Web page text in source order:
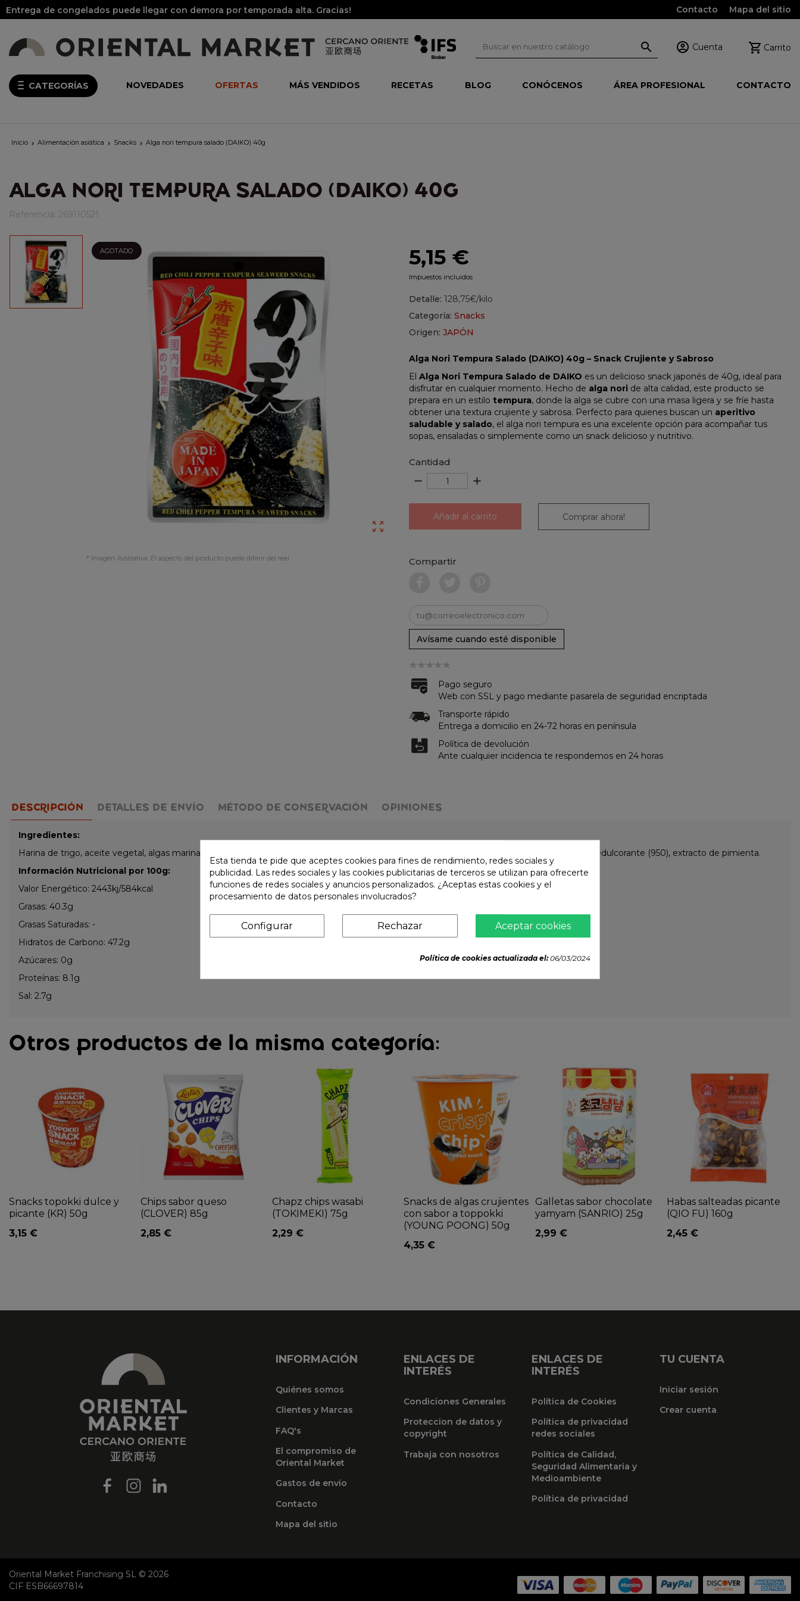
Entrega de congelados puede llegar con demora por temporada alta. Gracias! Contacto Mapa del sitio
  Cuenta  Carrito
CATEGORÍAS NOVEDADES OFERTAS MÁS VENDIDOS RECETAS BLOG CONÓCENOS ÁREA PROFESIONAL CONTACTO
Inicio  Alimentación asiática  Snacks  Alga nori tempura salado (DAIKO) 40g
ALGA NORI TEMPURA SALADO (DAIKO) 40G
Referencia: 269110521
AGOTADO

* Imagen ilustrativa. El aspecto del producto puede diferir del real.
5,15 €
Impuestos incluidos
Detalle: 128,75€/kilo
Categoría: Snacks
Origen: JAPÓN
Alga Nori Tempura Salado (DAIKO) 40g – Snack Crujiente y Sabroso
El Alga Nori Tempura Salado de DAIKO es un delicioso snack japonés de 40g, ideal para
disfrutar en cualquier momento. Hecho de alga nori de alta calidad, este producto se
prepara en un estilo tempura, donde la alga se cubre con una masa ligera y se fríe hasta
obtener una textura crujiente y sabrosa. Perfecto para quienes buscan un aperitivo
saludable y salado, el alga nori tempura es una excelente opción para acompañar tus
sopas, ensaladas o simplemente como un snack delicioso y nutritivo.
Cantidad
remove add
Añadir al carrito Comprar ahora!
Compartir
Avísame cuando esté disponible
Pago seguro
Web con SSL y pago mediante pasarela de seguridad encriptada
Transporte rápido
Entrega a domicilio en 24-72 horas en península
Política de devolución
Ante cualquier incidencia te respondemos en 24 horas
DESCRIPCIÓN DETALLES DE ENVÍO MÉTODO DE CONSERVACIÓN OPINIONES
Ingredientes:
Harina de trigo, aceite vegetal, algas marinas, almidón, clara de huevo, sal, pimienta, cáscara de huevo en polvo, potenciador del sabor (621), edulcorante (950), extracto de pimienta.
Información Nutricional por 100g:
Valor Energético: 2443kj/584kcal
Grasas: 40.3g
Grasas Saturadas: -
Hidratos de Carbono: 47.2g
Azúcares: 0g
Proteínas: 8.1g
Sal: 2.7g
Otros productos de la misma categoría:
Snacks topokki dulce y
picante (KR) 50g
3,15 €
Chips sabor queso
(CLOVER) 85g
2,85 €
Chapz chips wasabi
(TOKIMEKI) 75g
2,29 €
Snacks de algas crujientes
con sabor a toppokki
(YOUNG POONG) 50g
4,35 €
Galletas sabor chocolate
yamyam (SANRIO) 25g
2,99 €
Habas salteadas picante
(QIO FU) 160g
2,45 €
INFORMACIÓN
Quiénes somos
Clientes y Marcas
FAQ's
El compromiso de
Oriental Market
Gastos de envío
Contacto
Mapa del sitio
ENLACES DE
INTERÉS
Condiciones Generales
Proteccion de datos y
copyright
Trabaja con nosotros
ENLACES DE
INTERÉS
Política de Cookies
Política de privacidad
redes sociales
Política de Calidad,
Seguridad Alimentaria y
Medioambiente
Política de privacidad
TU CUENTA
Iniciar sesión
Crear cuenta
Oriental Market Franchising SL © 2026
CIF ESB66697814
Esta tienda te pide que aceptes cookies para fines de rendimiento, redes sociales y
publicidad. Las redes sociales y las cookies publicitarias de terceros se utilizan para ofrecerte
funciones de redes sociales y anuncios personalizados. ¿Aceptas estas cookies y el
procesamiento de datos personales involucrados?
Aceptar cookies
Rechazar
Configurar
Política de cookies actualizada el:06/03/2024